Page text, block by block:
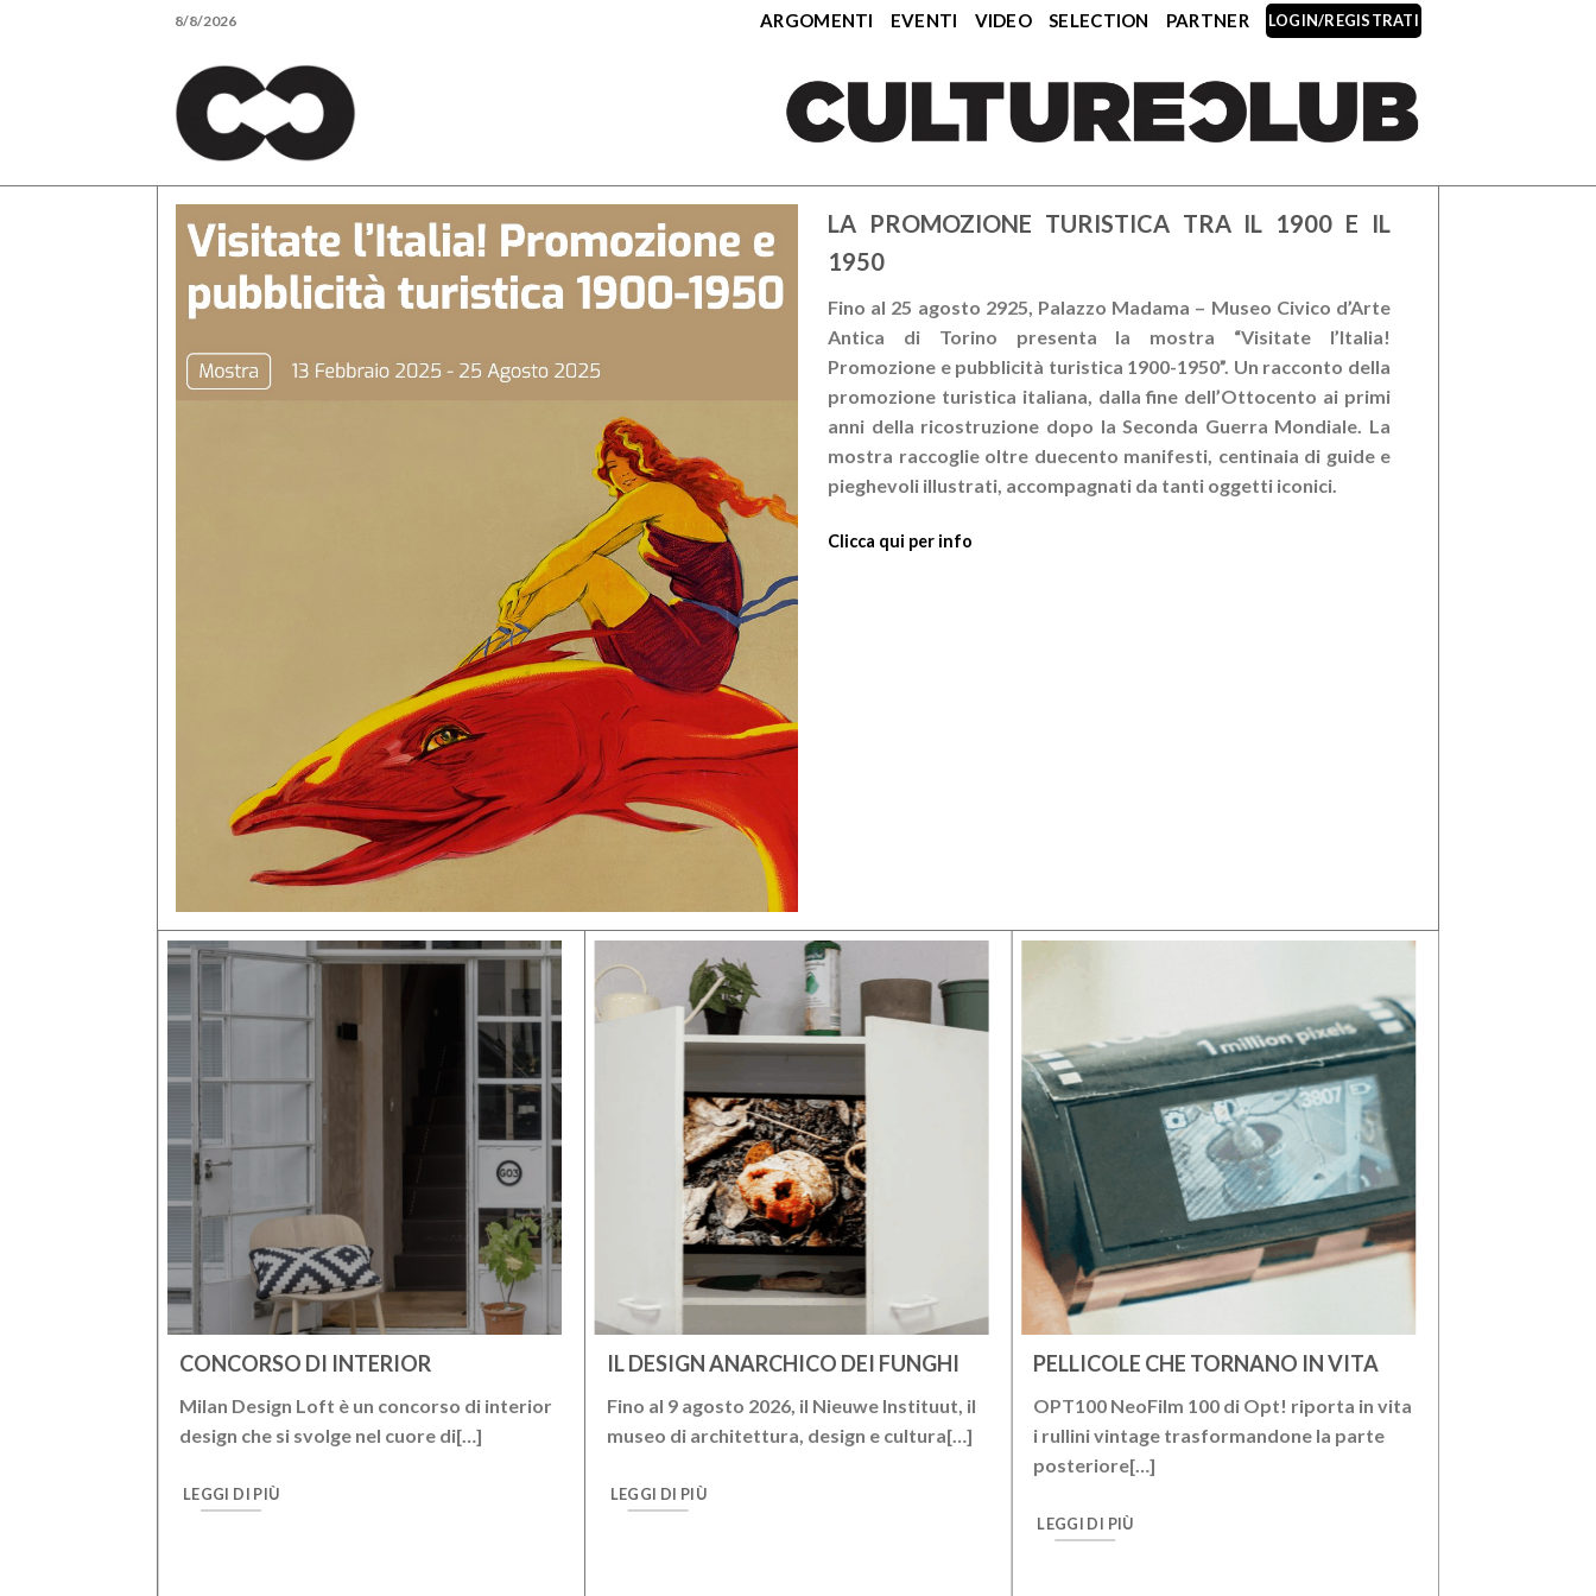
8/8/2026 ARGOMENTI EVENTI VIDEO SELECTION PARTNER LOGIN/REGISTRATI
LA PROMOZIONE TURISTICA TRA IL 1900 E IL
1950
Fino al 25 agosto 2925, Palazzo Madama – Museo Civico d’Arte
Antica di Torino presenta la mostra “Visitate l’Italia!
Promozione e pubblicità turistica 1900-1950”. Un racconto della
promozione turistica italiana, dalla fine dell’Ottocento ai primi
anni della ricostruzione dopo la Seconda Guerra Mondiale. La
mostra raccoglie oltre duecento manifesti, centinaia di guide e
pieghevoli illustrati, accompagnati da tanti oggetti iconici.
Clicca qui per info
CONCORSO DI INTERIOR
Milan Design Loft è un concorso di interior
design che si svolge nel cuore di[…]
LEGGI DI PIÙ
IL DESIGN ANARCHICO DEI FUNGHI
Fino al 9 agosto 2026, il Nieuwe Instituut, il
museo di architettura, design e cultura[…]
LEGGI DI PIÙ
PELLICOLE CHE TORNANO IN VITA
OPT100 NeoFilm 100 di Opt! riporta in vita
i rullini vintage trasformandone la parte
posteriore[…]
LEGGI DI PIÙ